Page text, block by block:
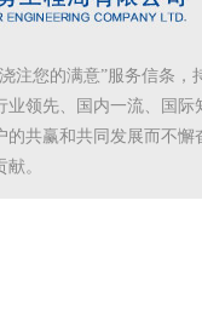
注您的满意”服务信条，
业领先、国内一流、国际
的共赢和共同发展而不懈
。